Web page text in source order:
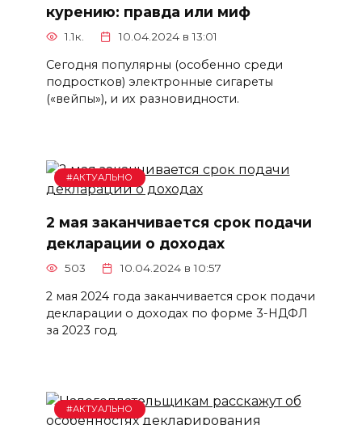
курению: правда или миф
1.1к. 10.04.2024 в 13:01
Сегодня популярны (особенно среди
подростков) электронные сигареты
(«вейпы»), и их разновидности.
#АКТУАЛЬНО
2 мая заканчивается срок подачи
декларации о доходах
503 10.04.2024 в 10:57
2 мая 2024 года заканчивается срок подачи
декларации о доходах по форме 3-НДФЛ
за 2023 год.
#АКТУАЛЬНО